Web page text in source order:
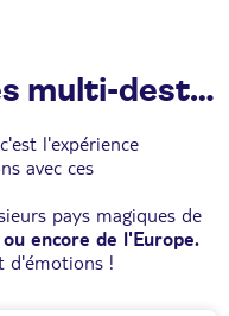
Les grands voyages multi-destinations !
l'expérience
avec ces
pays magiques de
encore de l'Europe.
d'émotions !